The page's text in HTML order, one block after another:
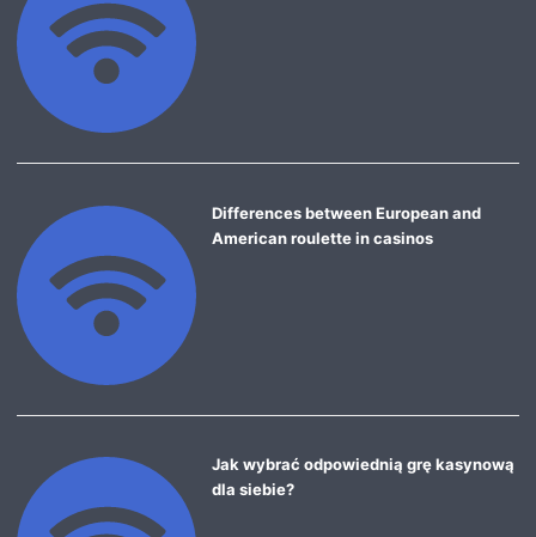
Differences between European and
American roulette in casinos
Jak wybrać odpowiednią grę kasynową
dla siebie?